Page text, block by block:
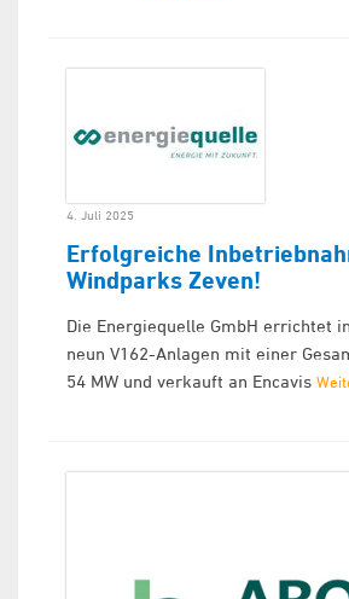
4. Juli 2025
Erfolgreiche
Windparks Zeven!
Die Energiequelle GmbH errichtet
neun V162-Anlagen mit einer
54 MW und verkauft an Encavis